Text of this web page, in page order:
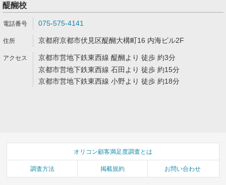
醍醐校
075-575-4141
京都府京都市伏見区醍醐大構町16 内海ビル2F
京都市営地下鉄東西線 醍醐より 徒歩 約3分
京都市営地下鉄東西線 石田より 徒歩 約15分
京都市営地下鉄東西線 小野より 徒歩 約18分
オリコン顧客満足度調査とは
調査方法 掲載規約 お問い合わせ